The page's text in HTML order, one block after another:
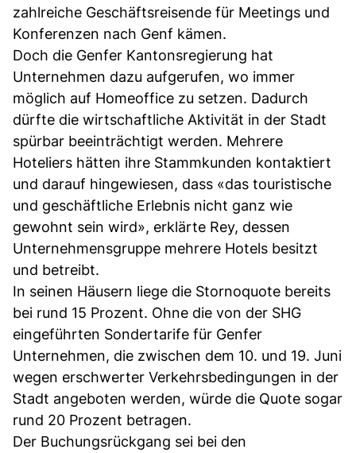
zahlreiche Geschäftsreisende für Meetings und
Konferenzen nach Genf kämen.
Doch die Genfer Kantonsregierung hat
Unternehmen dazu aufgerufen, wo immer
möglich auf Homeoffice zu setzen. Dadurch
dürfte die wirtschaftliche Aktivität in der Stadt
spürbar beeinträchtigt werden. Mehrere
Hoteliers hätten ihre Stammkunden kontaktiert
und darauf hingewiesen, dass «das touristische
und geschäftliche Erlebnis nicht ganz wie
gewohnt sein wird», erklärte Rey, dessen
Unternehmensgruppe mehrere Hotels besitzt
und betreibt.
In seinen Häusern liege die Stornoquote bereits
bei rund 15 Prozent. Ohne die von der SHG
eingeführten Sondertarife für Genfer
Unternehmen, die zwischen dem 10. und 19. Juni
wegen erschwerter Verkehrsbedingungen in der
Stadt angeboten werden, würde die Quote sogar
rund 20 Prozent betragen.
Der Buchungsrückgang sei bei den